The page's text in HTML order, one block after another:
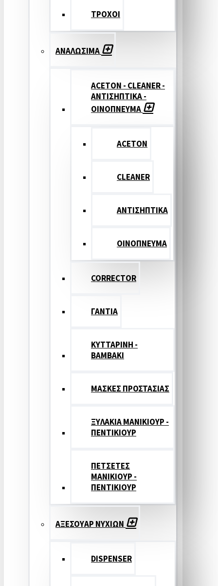
ΤΡΟΧΟΙ
ΑΝΑΛΩΣΙΜΑ
ACETON - CLEANER -
ΑΝΤΙΣΗΠΤΙΚΑ -
ΟΙΝΟΠΝΕΥΜΑ
ACETON
CLEANER
ΑΝΤΙΣΗΠΤΙΚΑ
ΟΙΝΟΠΝΕΥΜΑ
CORRECTOR
ΓΑΝΤΙΑ
ΚΥΤΤΑΡΙΝΗ -
ΒΑΜΒΑΚΙ
ΜΑΣΚΕΣ ΠΡΟΣΤΑΣΙΑΣ
ΞΥΛΑΚΙΑ ΜΑΝΙΚΙΟΥΡ -
ΠΕΝΤΙΚΙΟΥΡ
ΠΕΤΣΕΤΕΣ
ΜΑΝΙΚΙΟΥΡ -
ΠΕΝΤΙΚΙΟΥΡ
ΑΞΕΣΟΥΑΡ ΝΥΧΙΩΝ
DISPENSER